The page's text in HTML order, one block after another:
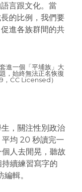
言跟文化。當
的比例，我們要
進各族群間的共
進一個「平埔族」大
，始終無法正名恢復
，CC Licensed）
，關注性別政治
均 20 秒讀完一
人去閒晃，聽故
續練習寫字的
輯。